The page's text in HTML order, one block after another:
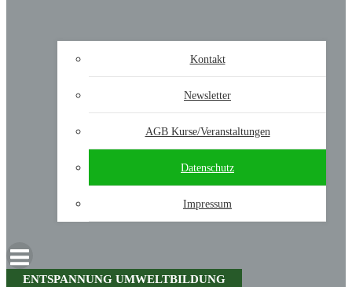
Kontakt
Newsletter
AGB Kurse/Veranstaltungen
Datenschutz
Impressum
ENTSPANNUNG UMWELTBILDUNG